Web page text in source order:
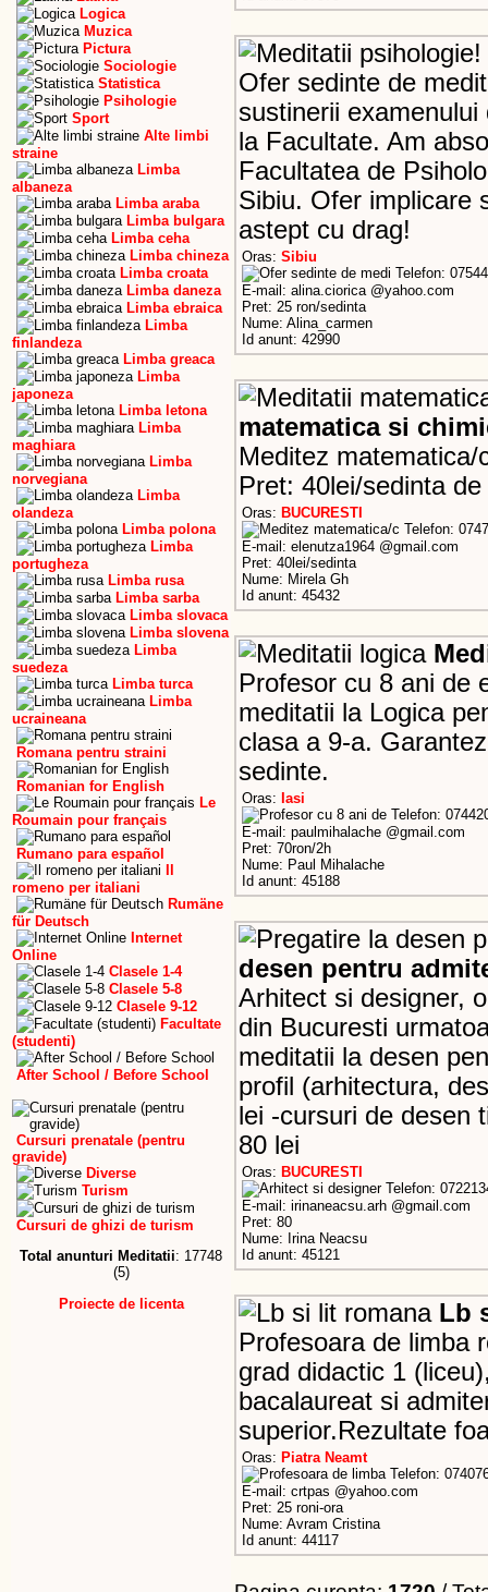
Logica
Muzica
Pictura
Sociologie
Statistica
Psihologie
Sport
Alte limbi
straine
Limba
albaneza
Limba araba
Limba bulgara
Limba ceha
Limba chineza
Limba croata
Limba daneza
Limba ebraica
Limba
finlandeza
Limba greaca
Limba
japoneza
Limba letona
Limba
maghiara
Limba
norvegiana
Limba
olandeza
Limba polona
Limba
portugheza
Limba rusa
Limba sarba
Limba slovaca
Limba slovena
Limba
suedeza
Limba turca
Limba
ucraineana
Romana pentru straini
Romanian for English
Le
Roumain pour français
Rumano para español
romeno per italiani
Rumäne
für Deutsch
Internet
Online
Clasele 1-4
Clasele 5-8
Clasele 9-12
Facultate
(studenti)
After School / Before School
Cursuri prenatale (pentru
gravide)
Diverse
Turism
Cursuri de ghizi de turism
Total anunturi Meditatii: 17748
(5)
Proiecte de licenta
Ofer sedinte de
sustinerii
la Facultate. Am
Facultatea de
Sibiu. Ofer implicare
astept cu drag!
Oras: Sibiu
Telefon:
E-mail: alina.ciorica @yahoo.com
Pret: 25 ron/sedinta
Nume: Alina_carmen
Id anunt: 42990
matematica si
Meditez
Pret: 40lei/sedinta
Oras: BUCURESTI
Telefon:
E-mail: elenutza1964 @gmail.com
Pret: 40lei/sedinta
Nume: Mirela Gh
Id anunt: 45432
Profesor cu 8 ani de
meditatii la Logica
clasa a 9-a.
sedinte.
Oras: Iasi
Telefon:
E-mail: paulmihalache @gmail.com
Pret: 70ron/2h
Nume: Paul Mihalache
Id anunt: 45188
desen pentru
Arhitect si designer,
din Bucuresti
meditatii la desen
profil (arhitectura,
lei -cursuri de desen
80 lei
Oras: BUCURESTI
Telefon:
E-mail: irinaneacsu.arh @gmail.com
Pret: 80
Nume: Irina Neacsu
Id anunt: 45121
Lb
Profesoara de limba
grad didactic 1
bacalaureat si
superior.Rezultate
Oras: Piatra Neamt
Telefon:
E-mail: crtpas @yahoo.com
Pret: 25 roni-ora
Nume: Avram Cristina
Id anunt: 44117